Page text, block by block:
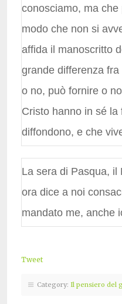
conosciamo, ma
modo che non si
affida il manoscritto
grande differenza
o no, può fornire o
Cristo hanno in sé
diffondono, e che
La sera di Pasqua, il
ora dice a noi
mandato me, anche
Tweet
Category: Il pensiero del